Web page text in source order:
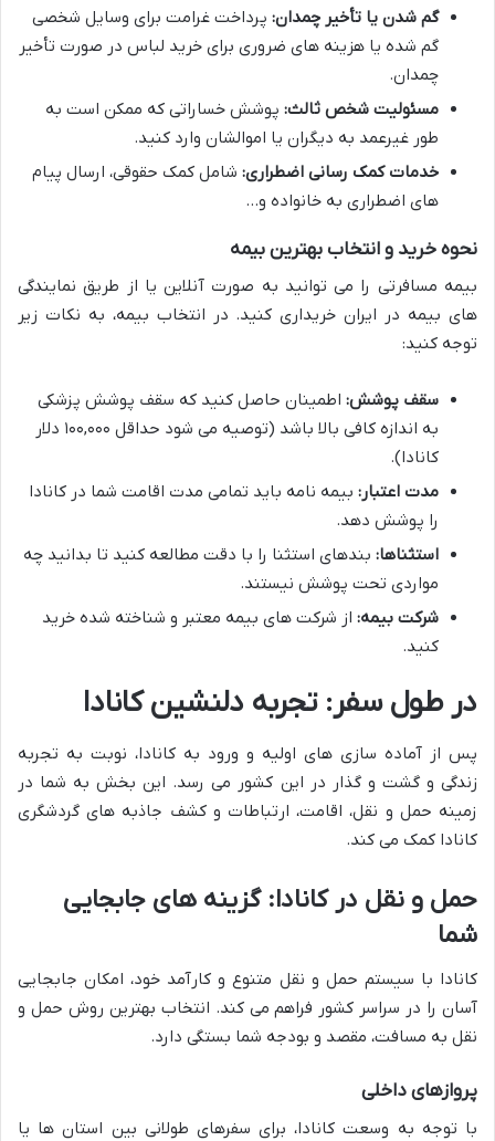
گم شدن یا تأخیر چمدان: پرداخت غرامت برای وسایل شخصی
گم شده یا هزینه های ضروری برای خرید لباس در صورت تأخیر
چمدان.
مسئولیت شخص ثالث: پوشش خساراتی که ممکن است به
طور غیرعمد به دیگران یا اموالشان وارد کنید.
خدمات کمک رسانی اضطراری: شامل کمک حقوقی، ارسال پیام
های اضطراری به خانواده و…
نحوه خرید و انتخاب بهترین بیمه
بیمه مسافرتی را می توانید به صورت آنلاین یا از طریق نمایندگی
های بیمه در ایران خریداری کنید. در انتخاب بیمه، به نکات زیر
توجه کنید:
سقف پوشش: اطمینان حاصل کنید که سقف پوشش پزشکی
به اندازه کافی بالا باشد (توصیه می شود حداقل ۱۰۰,۰۰۰ دلار
کانادا).
مدت اعتبار: بیمه نامه باید تمامی مدت اقامت شما در کانادا
را پوشش دهد.
استثناها: بندهای استثنا را با دقت مطالعه کنید تا بدانید چه
مواردی تحت پوشش نیستند.
شرکت بیمه: از شرکت های بیمه معتبر و شناخته شده خرید
کنید.
در طول سفر: تجربه دلنشین کانادا
پس از آماده سازی های اولیه و ورود به کانادا، نوبت به تجربه
زندگی و گشت و گذار در این کشور می رسد. این بخش به شما در
زمینه حمل و نقل، اقامت، ارتباطات و کشف جاذبه های گردشگری
کانادا کمک می کند.
حمل و نقل در کانادا: گزینه های جابجایی
شما
کانادا با سیستم حمل و نقل متنوع و کارآمد خود، امکان جابجایی
آسان را در سراسر کشور فراهم می کند. انتخاب بهترین روش حمل و
نقل به مسافت، مقصد و بودجه شما بستگی دارد.
پروازهای داخلی
با توجه به وسعت کانادا، برای سفرهای طولانی بین استان ها یا